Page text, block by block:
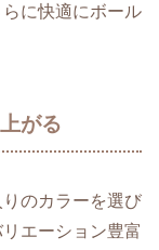
に快適にボール
がる
のカラーを選び
エーション豊富